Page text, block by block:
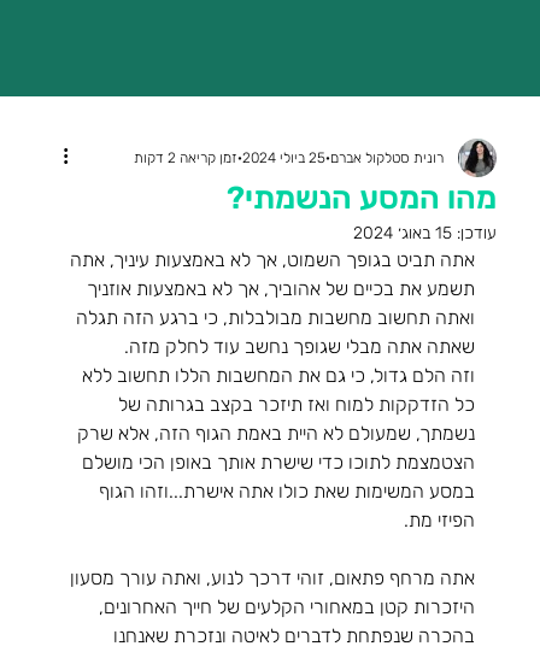
מהו המסע הנשמתי?
רונית סטלקול אברם 25 ביולי 2024 זמן קריאה 2 דקות
עודכן: 15 באוג׳ 2024
אתה תביט בגופך השמוט, אך לא באמצעות עיניך, אתה
תשמע את בכיים של אהוביך, אך לא באמצעות אוזניך
ואתה תחשוב מחשבות מבולבלות, כי ברגע הזה תגלה
שאתה אתה מבלי שגופך נחשב עוד לחלק מזה.
וזה הלם גדול, כי גם את המחשבות הללו תחשוב ללא
כל הזדקקות למוח ואז תיזכר בקצב בגרותה של
נשמתך, שמעולם לא היית באמת הגוף הזה, אלא שרק
הצטמצמת לתוכו כדי שישרת אותך באופן הכי מושלם
במסע המשימות שאת כולו אתה אישרת...וזהו הגוף
הפיזי מת.
אתה מרחף פתאום, זוהי דרכך לנוע, ואתה עורך מסעון
היזכרות קטן במאחורי הקלעים של חייך האחרונים,
בהכרה שנפתחת לדברים לאיטה ונזכרת שאנחנו